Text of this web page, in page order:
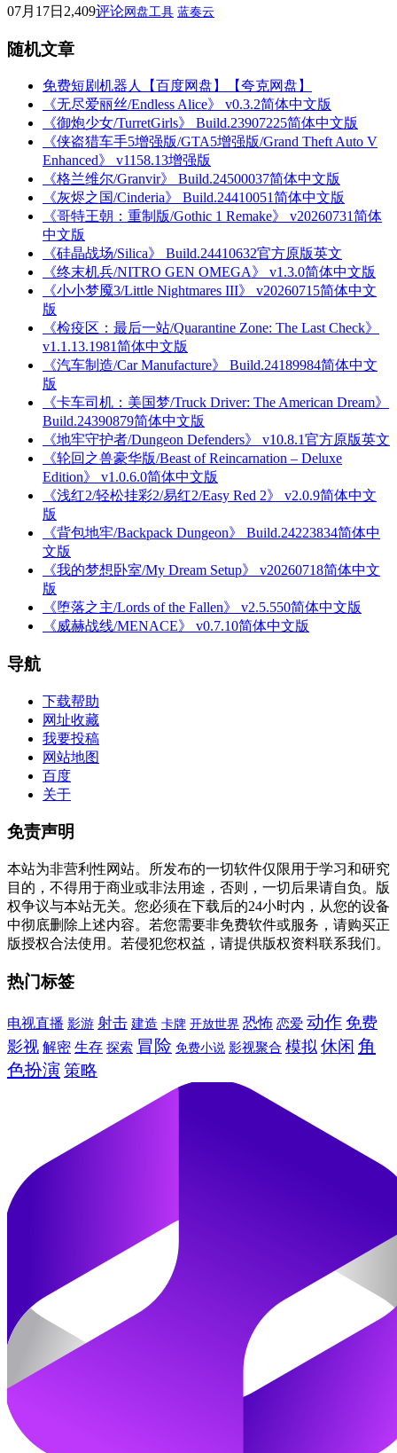
07月17日 2,409评论网盘工具 蓝奏云
随机文章
免费短剧机器人【百度网盘】【夸克网盘】
《无尽爱丽丝/Endless Alice》 v0.3.2简体中文版
《御炮少女/TurretGirls》 Build.23907225简体中文版
《侠盗猎车手5增强版/GTA5增强版/Grand Theft Auto V
Enhanced》 v1158.13增强版
《格兰维尔/Granvir》 Build.24500037简体中文版
《灰烬之国/Cinderia》 Build.24410051简体中文版
《哥特王朝：重制版/Gothic 1 Remake》 v20260731简体
中文版
《硅晶战场/Silica》 Build.24410632官方原版英文
《终末机兵/NITRO GEN OMEGA》 v1.3.0简体中文版
《小小梦魇3/Little Nightmares III》 v20260715简体中文
版
《检疫区：最后一站/Quarantine Zone: The Last Check》
v1.1.13.1981简体中文版
《汽车制造/Car Manufacture》 Build.24189984简体中文
版
《卡车司机：美国梦/Truck Driver: The American Dream》
Build.24390879简体中文版
《地牢守护者/Dungeon Defenders》 v10.8.1官方原版英文
《轮回之兽豪华版/Beast of Reincarnation – Deluxe
Edition》 v1.0.6.0简体中文版
《浅红2/轻松挂彩2/易红2/Easy Red 2》 v2.0.9简体中文
版
《背包地牢/Backpack Dungeon》 Build.24223834简体中
文版
《我的梦想卧室/My Dream Setup》 v20260718简体中文
版
《堕落之主/Lords of the Fallen》 v2.5.550简体中文版
《威赫战线/MENACE》 v0.7.10简体中文版
导航
下载帮助
网址收藏
我要投稿
网站地图
百度
关于
免责声明
本站为非营利性网站。所发布的一切软件仅限用于学习和研究
目的，不得用于商业或非法用途，否则，一切后果请自负。版
权争议与本站无关。您必须在下载后的24小时内，从您的设备
中彻底删除上述内容。若您需要非免费软件或服务，请购买正
版授权合法使用。若侵犯您权益，请提供版权资料联系我们。
热门标签
电视直播 影游 射击 建造 卡牌 开放世界 恐怖 恋爱 动作 免费
影视 解密 生存 探索 冒险 免费小说 影视聚合 模拟 休闲 角
色扮演 策略